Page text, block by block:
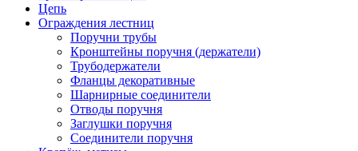
Цепь
Ограждения лестниц
Поручни трубы
Кронштейны поручня (держатели)
Трубодержатели
Фланцы декоративные
Шарнирные соединители
Отводы поручня
Заглушки поручня
Соединители поручня